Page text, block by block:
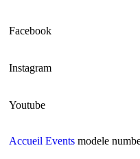
Facebook
Instagram
Youtube
Accueil Events modele